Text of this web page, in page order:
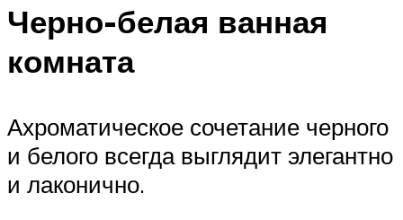
Черно-белая ванная
комната
Ахроматическое сочетание черного
и белого всегда выглядит элегантно
и лаконично.